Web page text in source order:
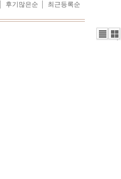
후기많은순 최근등록순
리 갤
러